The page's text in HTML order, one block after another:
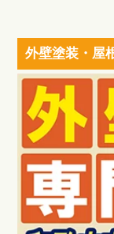
外壁塗装・屋